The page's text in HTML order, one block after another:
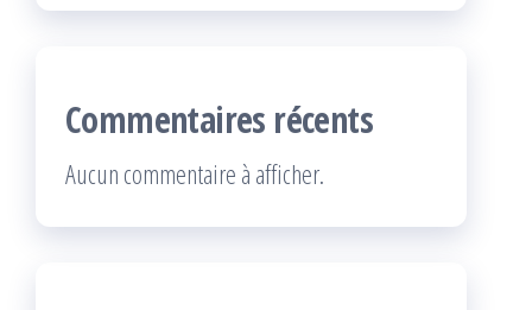
Commentaires récents
Aucun commentaire à afficher.